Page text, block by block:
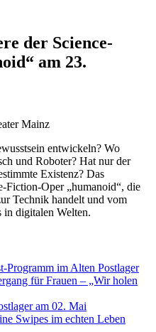
der Science-
am 23.
Mainz
entwickeln? Wo
und Roboter? Hat nur der
Existenz? Das
Fiction-Oper „humanoid“, die
Technik handelt und vom
in digitalen Welten.
Programm im Alten Postlager
für Frauen – „Wir holen
am 02. Mai
Swipes im echten Leben